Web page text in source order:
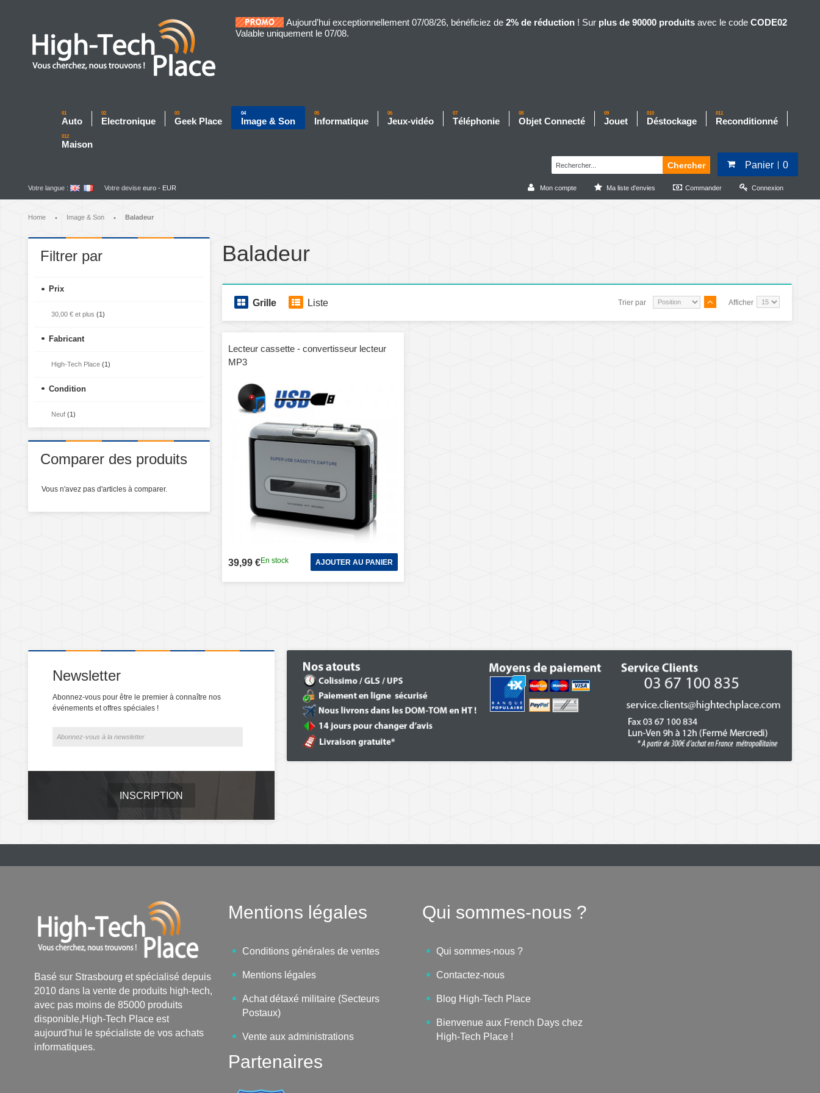
Aujourd’hui exceptionnellement 07/08/26, bénéficiez de 2% de réduction ! Sur plus de 90000 produits avec le code CODE02
Valable uniquement le 07/08.
01
Auto
02
Electronique
03
Geek Place
04
Image & Son
05
Informatique
06
Jeux-vidéo
07
Téléphonie
08
Objet Connecté
09
Jouet
010
Déstockage
011
Reconditionné
012
Maison
Panier
0
Chercher
Mon compte Ma liste d'envies Commander Connexion
Votre langue : Votre devise euro - EUR
Home • Image & Son • Baladeur
Baladeur
Grille Liste Afficher
Trier par
Lecteur cassette - convertisseur lecteur
MP3
39,99 €En stock AJOUTER AU PANIER
Filtrer par
Prix
30,00 € et plus (1)
Fabricant
High-Tech Place (1)
Condition
Neuf (1)
Comparer des produits
Vous n'avez pas d'articles à comparer.
Newsletter
Abonnez-vous pour être le premier à connaître nos
événements et offres spéciales !
INSCRIPTION
Basé sur Strasbourg et spécialisé depuis
2010 dans la vente de produits high-tech,
avec pas moins de 85000 produits
disponible,High-Tech Place est
aujourd'hui le spécialiste de vos achats
informatiques.
Mentions légales
Conditions générales de ventes
Mentions légales
Achat détaxé militaire (Secteurs
Postaux)
Vente aux administrations
Qui sommes-nous ?
Qui sommes-nous ?
Contactez-nous
Blog High-Tech Place
Bienvenue aux French Days chez
High-Tech Place !
Partenaires